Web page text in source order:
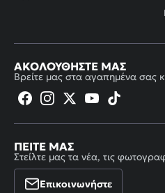
ΑΚΟΛΟΥΘΉΣΤΕ ΜΑΣ
Βρείτε μας στα αγαπημένα σας
ΠΕΊΤΕ ΜΑΣ
Στείλτε μας τα νέα, τις
Επικοινωνήστε